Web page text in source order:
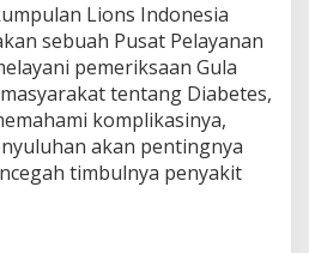
Lions Indonesia
sebuah Pusat Pelayanan
pemeriksaan Gula
tentang Diabetes,
komplikasinya,
akan pentingnya
timbulnya penyakit